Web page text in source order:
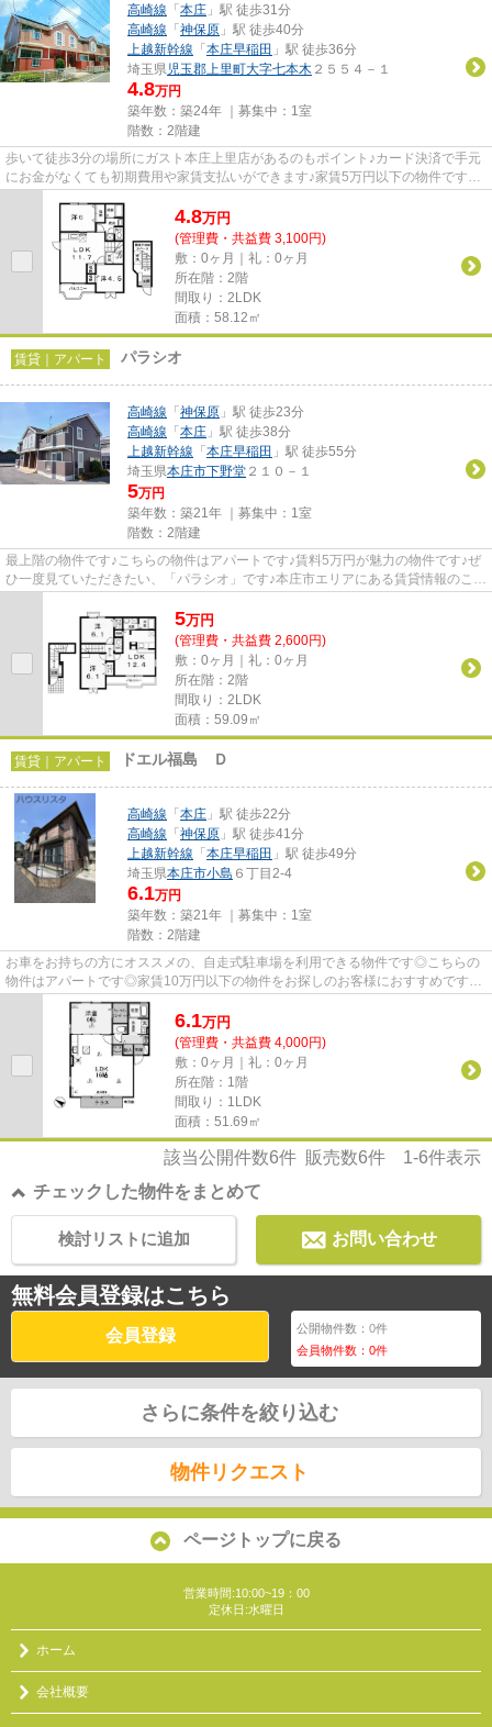
高崎線 「 本庄 」駅 徒歩31分
高崎線 「 神保原 」駅 徒歩40分
上越新幹線 「 本庄早稲田 」駅 徒歩36分
埼玉県児玉郡上里町大字七本木 ２５５４－１
4.8万円
築年数：築24年 ｜募集中： 1室
階数：2階建
歩いて徒歩3分の場所にガスト本庄上里店があるのもポイント♪カード決済で手元
にお金がなくても初期費用や家賃支払いができます♪家賃5万円以下の物件です♪
4.8万円
(管理費・共益費 3,100円)
敷：0ヶ月｜礼：0ヶ月
所在階：2階
間取り：2LDK
面積：58.12㎡
賃貸｜アパート パラシオ
高崎線 「 神保原 」駅 徒歩23分
高崎線 「 本庄 」駅 徒歩38分
上越新幹線 「 本庄早稲田 」駅 徒歩55分
埼玉県本庄市下野堂 ２１０－１
5万円
築年数：築21年 ｜募集中： 1室
階数：2階建
最上階の物件です♪こちらの物件はアパートです♪賃料5万円が魅力の物件です♪ぜ
ひ一度見ていただきたい、「パラシオ」です♪本庄市エリアにある賃貸情報のこと
5万円
(管理費・共益費 2,600円)
敷：0ヶ月｜礼：0ヶ月
所在階：2階
間取り：2LDK
面積：59.09㎡
賃貸｜アパート ドエル福島 Ｄ
高崎線 「 本庄 」駅 徒歩22分
高崎線 「 神保原 」駅 徒歩41分
上越新幹線 「 本庄早稲田 」駅 徒歩49分
埼玉県本庄市小島 ６丁目2-4
6.1万円
築年数：築21年 ｜募集中： 1室
階数：2階建
お車をお持ちの方にオススメの、自走式駐車場を利用できる物件です◎こちらの
物件はアパートです◎家賃10万円以下の物件をお探しのお客様におすすめです◎
ぜひ一度見ていただきたい、「ド...
6.1万円
(管理費・共益費 4,000円)
敷：0ヶ月｜礼：0ヶ月
所在階：1階
間取り：1LDK
面積：51.69㎡
該当公開件数6件 販売数6件 1-6件表示
チェックした物件をまとめて
お問い合わせ
検討リストに追加
無料会員登録はこちら
会員登録 公開物件数：0件
会員物件数：0件
さらに条件を絞り込む
物件リクエスト
ページトップに戻る
営業時間:10:00~19：00
定休日:水曜日
ホーム
会社概要